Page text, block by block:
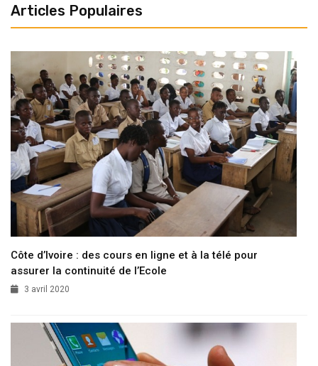
Articles Populaires
Côte d’Ivoire : des cours en ligne et à la télé pour
assurer la continuité de l’Ecole
3 avril 2020